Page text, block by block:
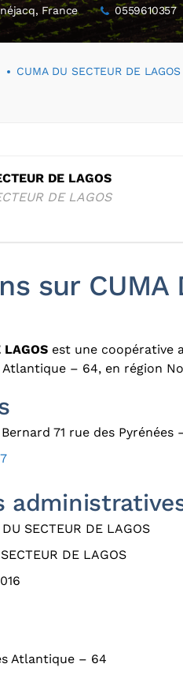
France 0559610357
CUMA DU SECTEUR DE LAGOS
DE LAGOS
DE LAGOS
sur CUMA
LAGOS est une coopérative
– 64, en région
Bernard 71 rue des Pyrénées
SECTEUR DE LAGOS
DE LAGOS
Atlantique – 64